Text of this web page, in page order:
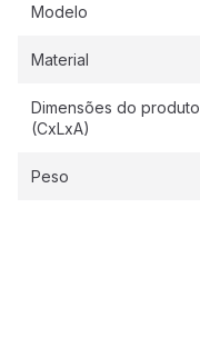
Modelo
Material
Dimensões do produto
(CxLxA)
Peso